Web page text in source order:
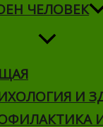
ЧЕЛОВЕК
И